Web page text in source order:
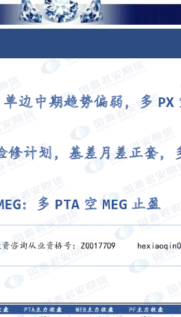
本面跟踪】 对二甲苯、PTA、MEG基本
564美元/吨CFR。PX17日收涨，尾盘6月
元/吨CFR，较16日上涨17美元。 一位接
了PX的生产。 一位接近该公司的消息
例行维护后已恢复运行。工程于3月初开
划5月10日附近开始对大连PTA-2装置
化375万吨检修推迟，至本周四PTA负
附近。中国大陆地区PTA产能基数调整
乙二醇产能基数调整至2857.5万吨，合成
仓两主流库区MEG发货在7700吨左右
酯负荷震荡为主。截至本周四，初步核
周四，国内涤纶工业丝总体理论开工负
整体偏弱，至下午3点半附近平均产销估
、90%、40%、30%、80%、50%、
，平均产销88%，部分工厂产销：70%
期反弹中期趋势仍偏弱。恒力石化、盛
MX出口增加，价格偏强，PX-MX价差
续降负荷，压力给到聚酯。聚酯开工继
。多SC空PTA。 MEG：多PTA空MEG
烷进口成本仍然较高，尤其是对于部分